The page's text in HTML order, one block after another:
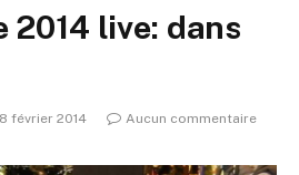
2014 live: dans
8 février 2014 Aucun commentaire